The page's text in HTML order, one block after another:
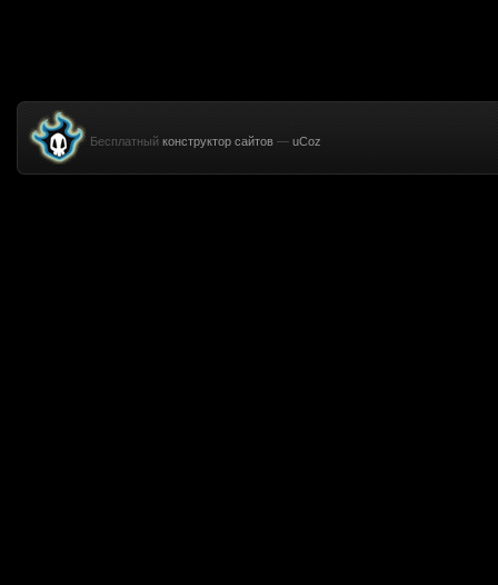
Бесплатный конструктор сайтов — uCoz